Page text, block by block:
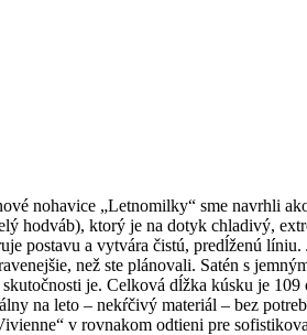
nohavice „Letnomilky“ sme navrhli
hodváb), ktorý je na dotyk chladivý,
postavu a vytvára čistú, predĺženú
než ste plánovali. Satén s
je. Celková dĺžka kúsku je
na leto – nekŕčivý materiál – bez
v rovnakom odtieni pre